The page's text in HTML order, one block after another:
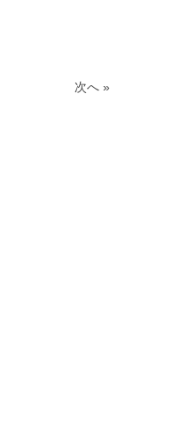
次へ »